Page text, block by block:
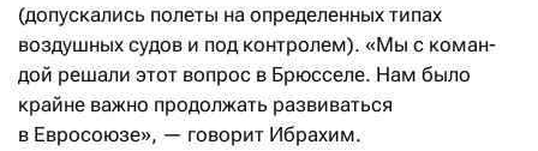
(допускались полеты на определенных типах
воздушных судов и под контролем). «Мы с коман­
дой решали этот вопрос в Брюсселе. Нам было
крайне важно продолжать развиваться
в Евросоюзе», — говорит Ибрахим.